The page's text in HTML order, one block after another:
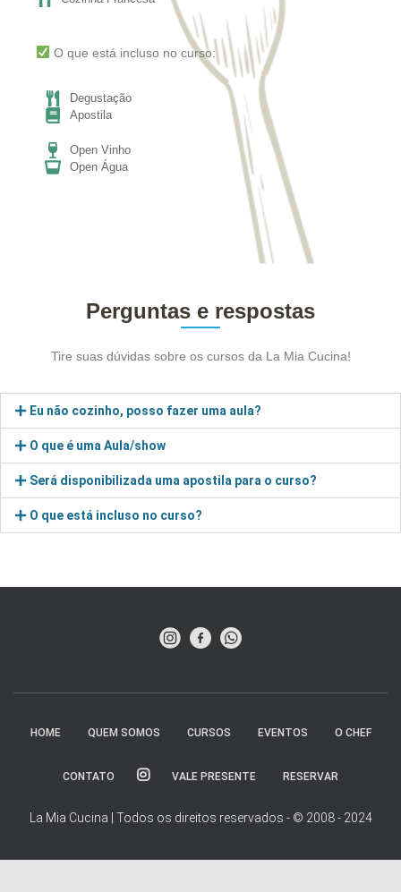
O que está incluso no curso:
Degustação
Apostila
Open Vinho
Open Água
Perguntas e respostas
Tire suas dúvidas sobre os cursos da La Mia Cucina!
Eu não cozinho, posso fazer uma aula?
O que é uma Aula/show
Será disponibilizada uma apostila para o curso?
O que está incluso no curso?
HOME QUEM SOMOS CURSOS EVENTOS O CHEF
CONTATO VALE PRESENTE RESERVAR
La Mia Cucina | Todos os direitos reservados - © 2008 - 2024